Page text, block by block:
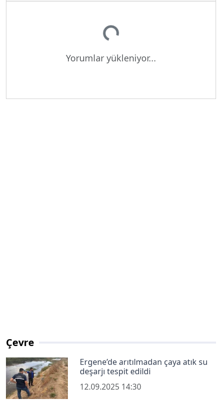
Yükleniyor...
Yorumlar yükleniyor...
Çevre
Ergene’de arıtılmadan çaya atık su
deşarjı tespit edildi
12.09.2025 14:30